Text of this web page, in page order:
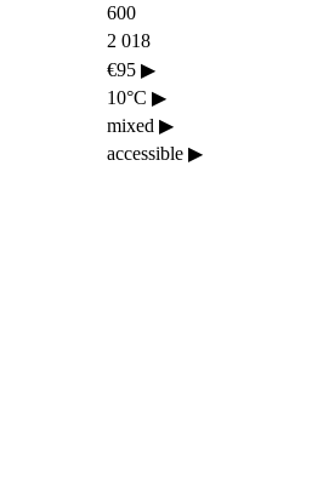
600
2 018
€95 ▶
10°C ▶
mixed ▶
accessible ▶